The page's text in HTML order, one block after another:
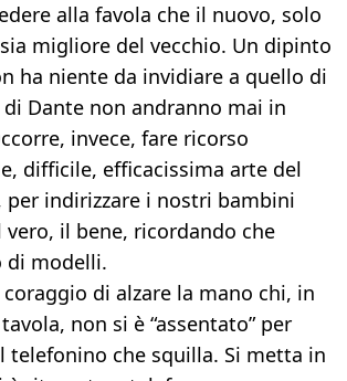
alla favola che il nuovo, solo
migliore del vecchio. Un dipinto
ha niente da invidiare a quello di
di Dante non andranno mai in
invece, fare ricorso
difficile, efficacissima arte del
per indirizzare i nostri bambini
il bene, ricordando che
di modelli.
di alzare la mano chi, in
non si è “assentato” per
telefonino che squilla. Si metta in